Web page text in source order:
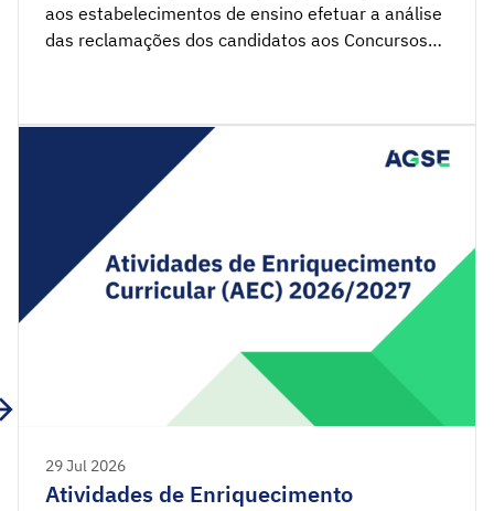
aos estabelecimentos de ensino efetuar a análise
das reclamações dos candidatos aos Concursos
reclamações Nota de Anexos Legislação
Decreto-Lei n.º 78/2025, de 12 de maio Decreto-
Lei n.º 139-B/2023, de 29 de dezembro […]
29 Jul 2026
Atividades de Enriquecimento